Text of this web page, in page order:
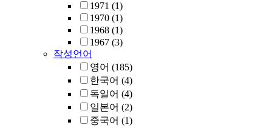
1971 (1)
1970 (1)
1968 (1)
1967 (3)
작성언어
영어 (185)
한국어 (4)
독일어 (4)
일본어 (2)
중국어 (1)